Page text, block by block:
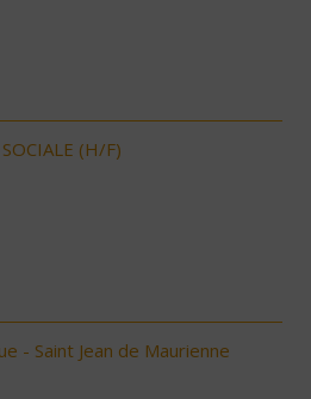
(H/F)
- Saint Jean de Maurienne